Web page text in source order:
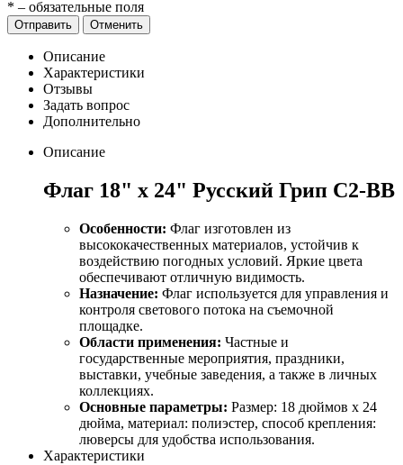
* – обязательные поля
Отправить Отменить
Описание
Характеристики
Отзывы
Задать вопрос
Дополнительно
Описание
Флаг 18" х 24" Русский Грип С2-ВВ
Особенности: Флаг изготовлен из
высококачественных материалов, устойчив к
воздействию погодных условий. Яркие цвета
обеспечивают отличную видимость.
Назначение: Флаг используется для управления и
контроля светового потока на съемочной
площадке.
Области применения: Частные и
государственные мероприятия, праздники,
выставки, учебные заведения, а также в личных
коллекциях.
Основные параметры: Размер: 18 дюймов x 24
дюйма, материал: полиэстер, способ крепления:
люверсы для удобства использования.
Характеристики